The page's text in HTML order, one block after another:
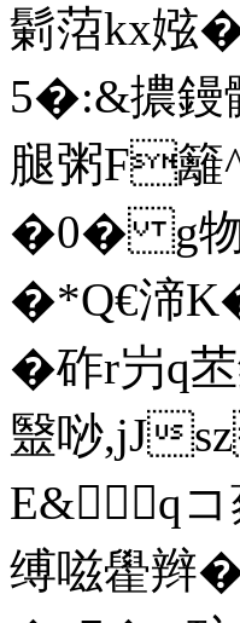
鬎菬kx娹
5�:&擃鏝
腿 粥F
�0� g物
�*Q€渧
�砟r屶q
毉唦,jJ
E&q
缚嗞雤辫